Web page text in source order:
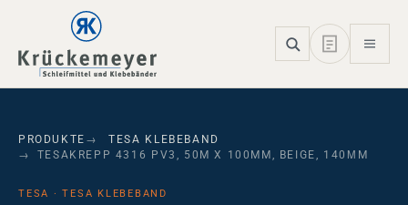
Skip to main navigation
Skip to main content
Skip to page footer
PRODUKTE
TESA KLEBEBAND
TESAKREPP 4316 PV3, 50M X 100MM, BEIGE, 140ΜM
TESA · TESA KLEBEBAND